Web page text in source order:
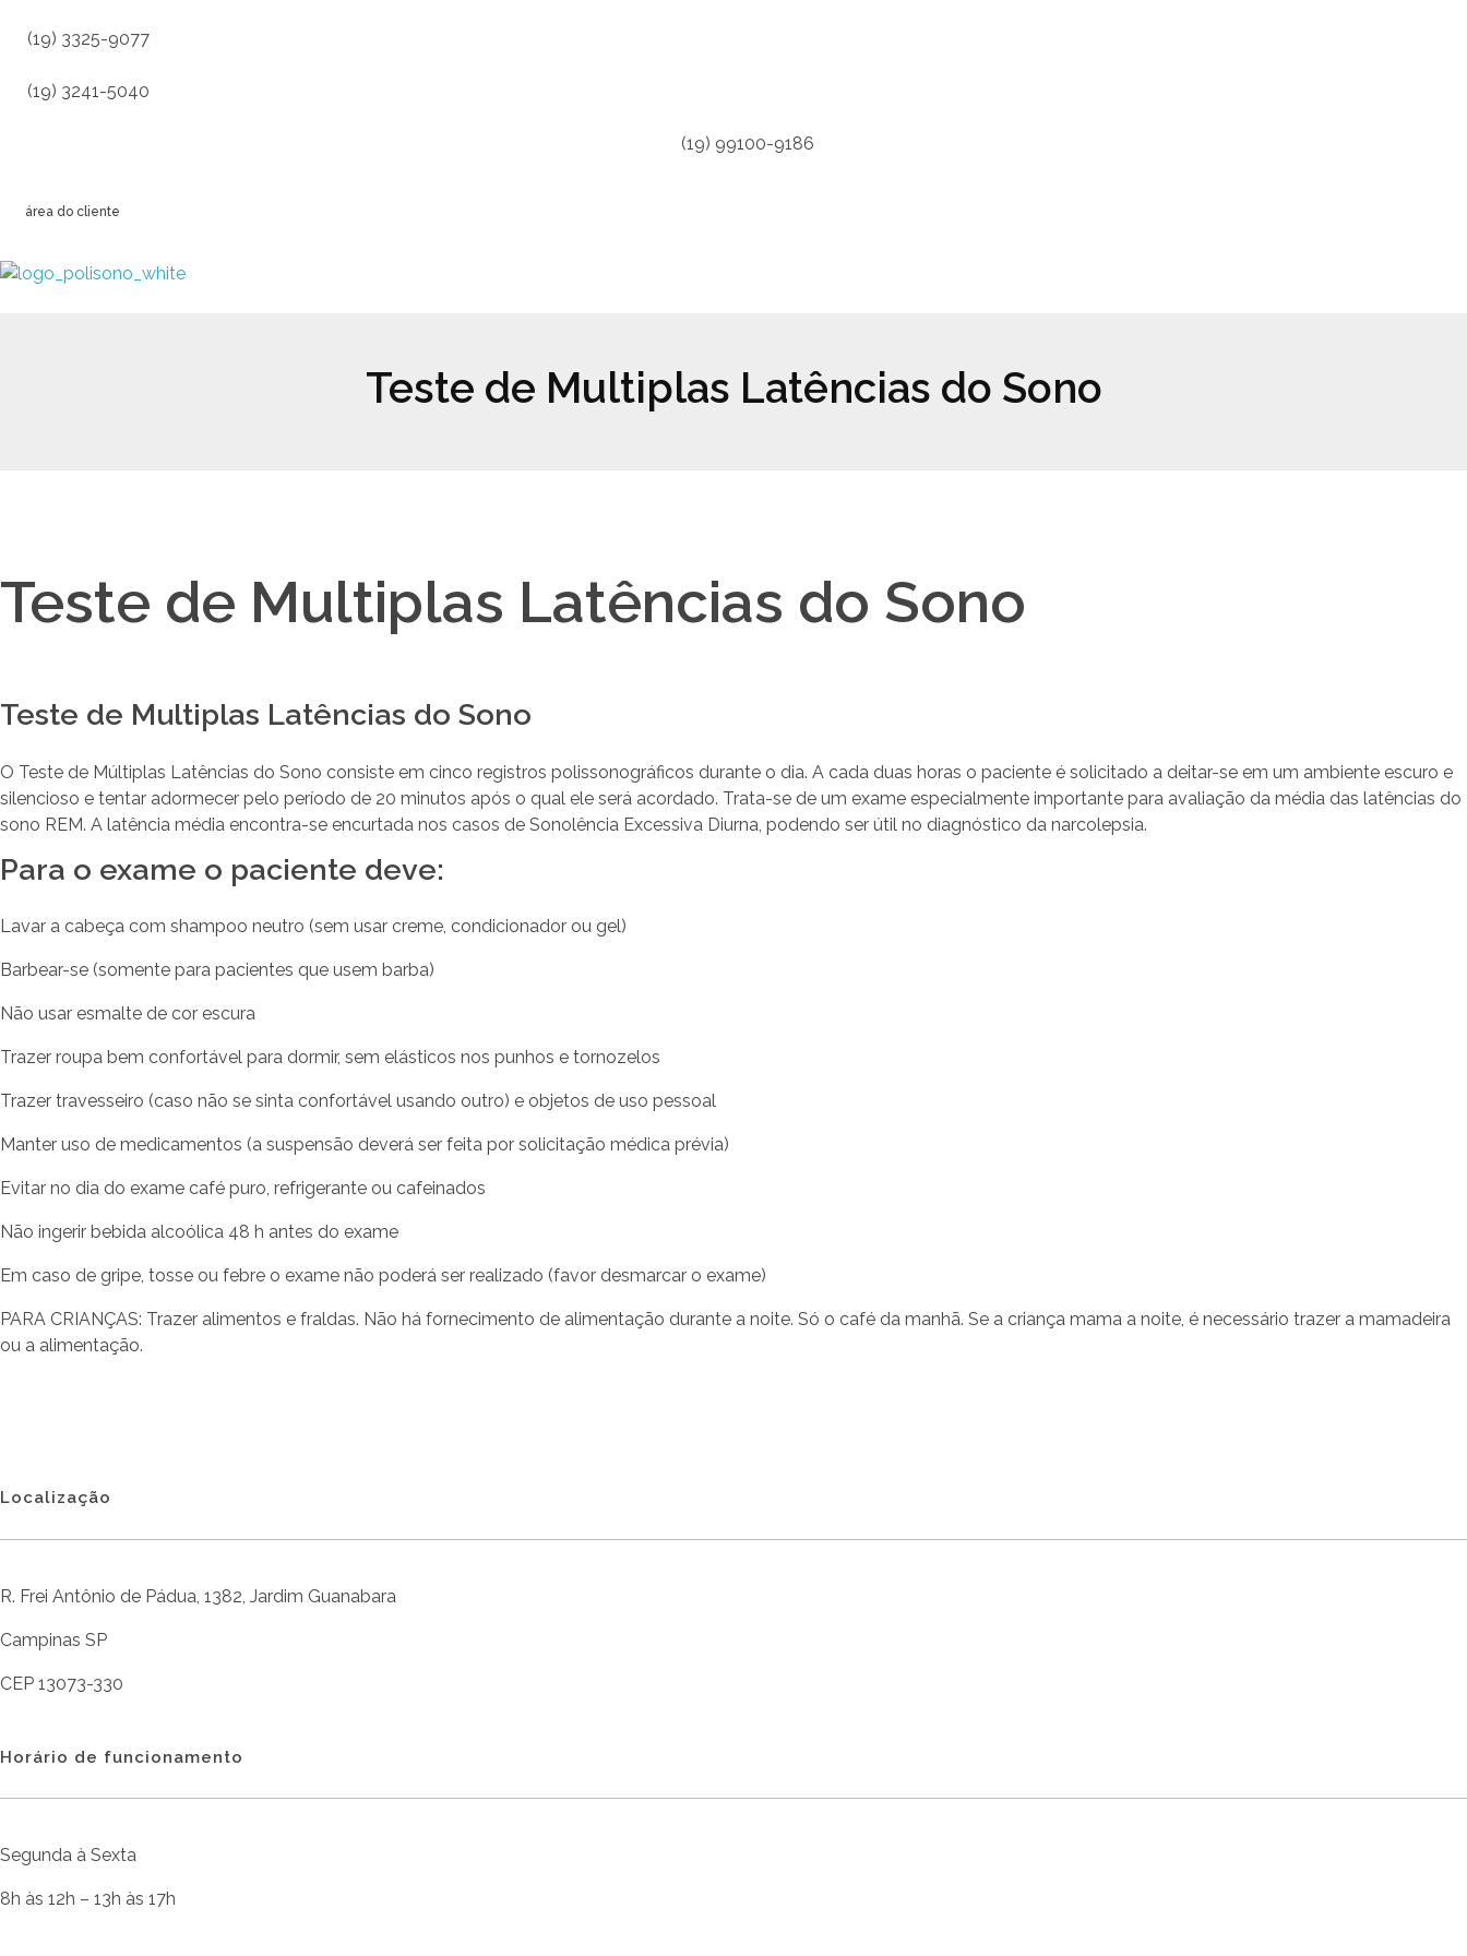
(19) 3325-9077
(19) 3241-5040
(19) 99100-9186
área do cliente
Teste de Multiplas Latências do Sono
Teste de Multiplas Latências do Sono
Teste de Multiplas Latências do Sono
O Teste de Múltiplas Latências do Sono consiste em cinco registros polissonográficos durante o dia. A cada duas horas o paciente é solicitado a deitar-se em um ambiente escuro e
silencioso e tentar adormecer pelo período de 20 minutos após o qual ele será acordado. Trata-se de um exame especialmente importante para avaliação da média das latências do
sono REM. A latência média encontra-se encurtada nos casos de Sonolência Excessiva Diurna, podendo ser útil no diagnóstico da narcolepsia.
Para o exame o paciente deve:
Lavar a cabeça com shampoo neutro (sem usar creme, condicionador ou gel)
Barbear-se (somente para pacientes que usem barba)
Não usar esmalte de cor escura
Trazer roupa bem confortável para dormir, sem elásticos nos punhos e tornozelos
Trazer travesseiro (caso não se sinta confortável usando outro) e objetos de uso pessoal
Manter uso de medicamentos (a suspensão deverá ser feita por solicitação médica prévia)
Evitar no dia do exame café puro, refrigerante ou cafeinados
Não ingerir bebida alcoólica 48 h antes do exame
Em caso de gripe, tosse ou febre o exame não poderá ser realizado (favor desmarcar o exame)
PARA CRIANÇAS: Trazer alimentos e fraldas. Não há fornecimento de alimentação durante a noite. Só o café da manhã. Se a criança mama a noite, é necessário trazer a mamadeira
ou a alimentação.
Localização
R. Frei Antônio de Pádua, 1382, Jardim Guanabara
Campinas SP
CEP 13073-330
Horário de funcionamento
Segunda à Sexta
8h às 12h – 13h às 17h